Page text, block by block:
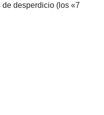
desperdicio (los «7